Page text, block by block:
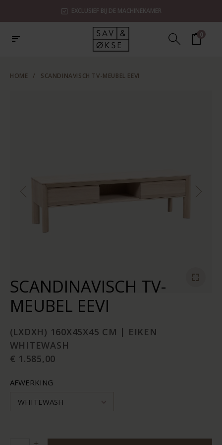
EXCLUSIEF BIJ DE MACHINEKAMER
0
HOME / SCANDINAVISCH TV-MEUBEL EEVI
SCANDINAVISCH TV-
MEUBEL EEVI
(LXDXH) 160X45X45 CM | EIKEN
WHITEWASH
€ 1.585,00
AFWERKING
WHITEWASH